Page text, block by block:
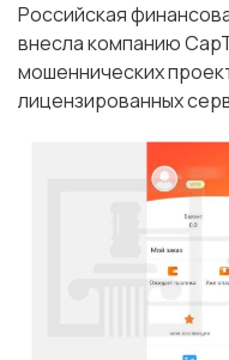
Российская
внесла компанию
мошеннических
лицензированных